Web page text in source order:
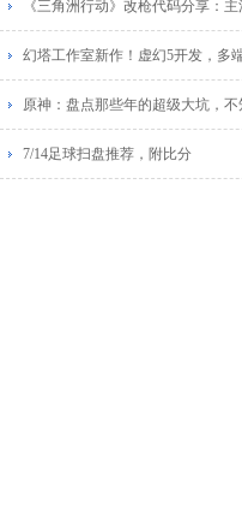
7/14足球扫盘推荐，附比分